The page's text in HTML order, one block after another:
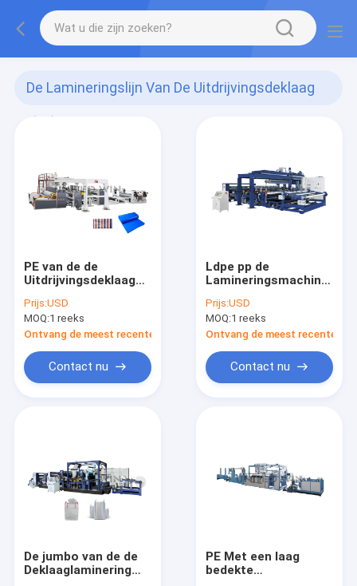
De Lamineringslijn Van De Uitdrijvingsdeklaag
PE van de de
Uitdrijvingsdeklaag
zeildoekstof van de
de Lamineringslijn de
Installatie van de de
Uitdrijvingslaminering
van Polylam
Prijs:USD
MOQ:1 reeks
Ontvang de meest recente Prijs
Contact nu
Ldpe pp de
Lamineringsmachine
Uitdrijvingsdeklaag
voor Geweven zak
Prijs:USD
MOQ:1 reeks
Ontvang de meest recente
Contact nu
De jumbo van de de
Deklaaglaminering
PE Met een laag
bedekte